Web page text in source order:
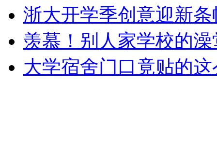
浙大开学季创意迎新条
羡慕！别人家学校的
大学宿舍门口竟贴的